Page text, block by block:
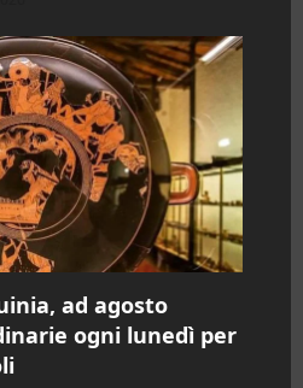
ad agosto
ogni lunedì per